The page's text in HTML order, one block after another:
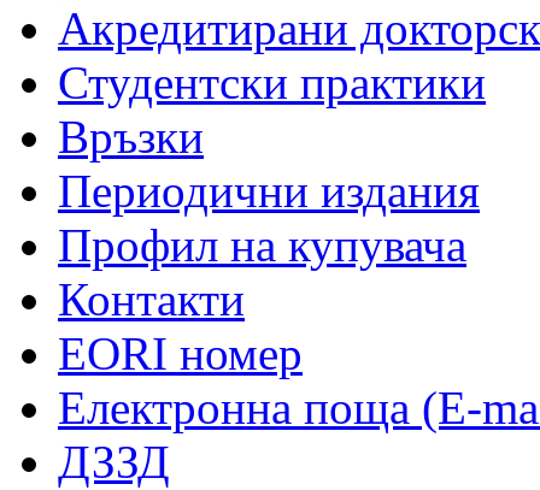
Акредитирани
Студентски практики
Връзки
Периодични издания
Профил на купувача
Контакти
EORI номер
Електронна поща (E-
ДЗЗД